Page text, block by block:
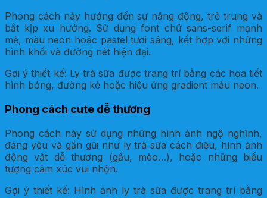
Phong cách này hướng đến sự năng động, trẻ trung và
bắt kịp xu hướng. Sử dụng font chữ sans-serif mạnh
mẽ, màu neon hoặc pastel tươi sáng, kết hợp với những
hình khối và đường nét hiện đại.
Gợi ý thiết kế: Ly trà sữa được trang trí bằng các họa tiết
hình bóng, đường kẻ hoặc hiệu ứng gradient màu neon.
Phong cách cute dễ thương
Phong cách này sử dụng những hình ảnh ngộ nghĩnh,
đáng yêu và gần gũi như ly trà sữa cách điệu, hình ảnh
động vật dễ thương (gấu, mèo…), hoặc những biểu
tượng cảm xúc vui nhộn.
Gợi ý thiết kế: Hình ảnh ly trà sữa được trang trí bằng